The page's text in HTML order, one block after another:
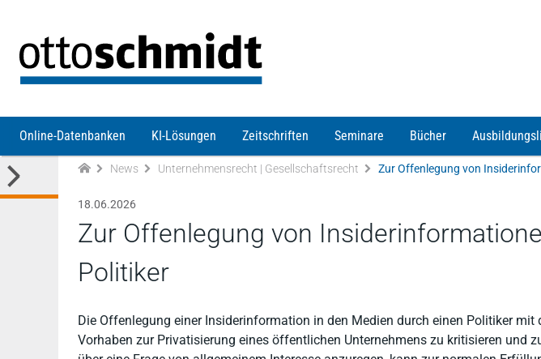
Online-Datenbanken KI-Lösungen Zeitschriften Seminare Bücher
News Unternehmensrecht | Gesellschaftsrecht Zur Offenlegung von
18.06.2026
Zur Offenlegung von
Politiker
Die Offenlegung einer Insiderinformation in den Medien durch einen Politiker mit
Vorhaben zur Privatisierung eines öffentlichen Unternehmens zu kritisieren und